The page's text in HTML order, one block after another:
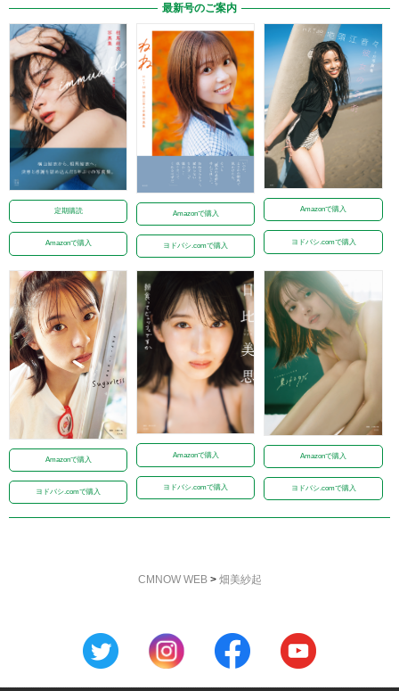
最新号のご案内
定期購読
Amazonで購入
Amazonで購入
ヨドバシ.comで購入
Amazonで購入
ヨドバシ.comで購入
Amazonで購入
ヨドバシ.comで購入
Amazonで購入
ヨドバシ.comで購入
Amazonで購入
ヨドバシ.comで購入
CMNOW WEB> 畑美紗起